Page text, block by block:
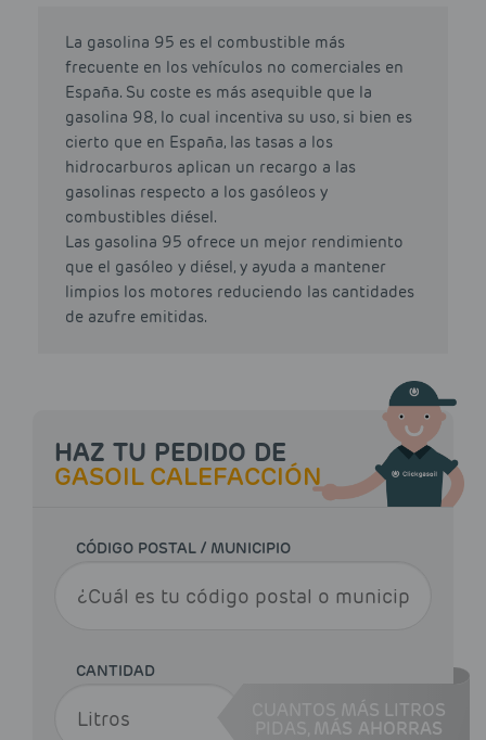
La gasolina 95 es el combustible más
frecuente en los vehículos no comerciales en
España. Su coste es más asequible que la
gasolina 98, lo cual incentiva su uso, si bien es
cierto que en España, las tasas a los
hidrocarburos aplican un recargo a las
gasolinas respecto a los gasóleos y
combustibles diésel.
Las gasolina 95 ofrece un mejor rendimiento
que el gasóleo y diésel, y ayuda a mantener
limpios los motores reduciendo las cantidades
de azufre emitidas.
HAZ TU PEDIDO DE
GASOIL CALEFACCIÓN
CÓDIGO POSTAL / MUNICIPIO
CANTIDAD
CUANTOS MÁS LITROS
MÁS AHORRAS